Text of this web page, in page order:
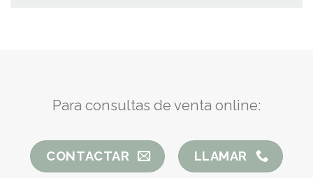
Para consultas de venta online:
CONTACTAR LLAMAR